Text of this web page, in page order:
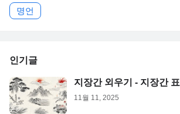
명언
인기글
지장간 외우기 - 지장간 표
11월 11, 2025